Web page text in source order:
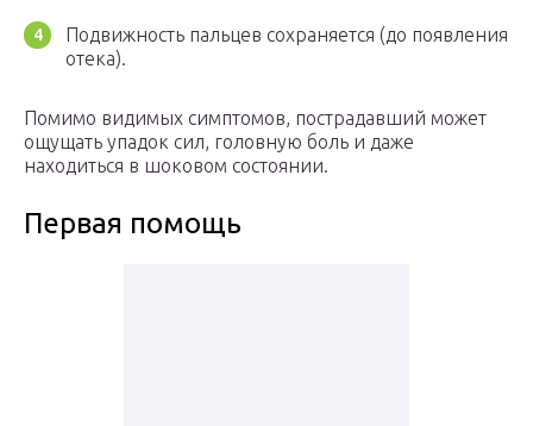
Подвижность пальцев сохраняется (до появления
отека).
Помимо видимых симптомов, пострадавший может
ощущать упадок сил, головную боль и даже
находиться в шоковом состоянии.
Первая помощь